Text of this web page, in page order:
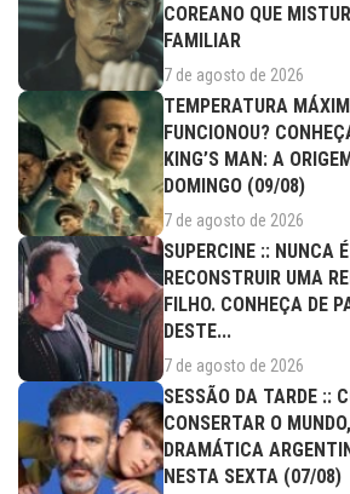
COREANO QUE
FAMILIAR
7 de agosto de 2026
TEMPERATURA
FUNCIONOU?
KING’S MAN: A
DOMINGO (09/08)
7 de agosto de 2026
SUPERCINE :: NUNCA
RECONSTRUIR UMA
FILHO. CONHEÇA DE
DESTE...
7 de agosto de 2026
SESSÃO DA TARDE ::
CONSERTAR O
DRAMÁTICA
NESTA SEXTA (07/08)